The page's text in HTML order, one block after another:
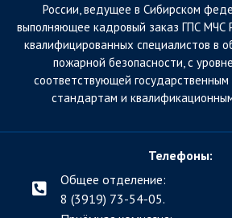
России, ведущее в Сибирском
выполняющее кадровый заказ ГПС МЧС
квалифицированных специалистов в
пожарной безопасности, с
соответствующей
стандартам и
Телефоны:
Общее отделение:
8 (3919) 73-54-05.